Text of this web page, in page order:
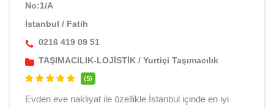
No:1/A
İstanbul / Fatih
0216 419 09 51
TAŞIMACILIK-LOJİSTİK / Yurtiçi Taşımacılık
(5)
Evden eve nakliyat ile özellikle İstanbul içinde en iyi